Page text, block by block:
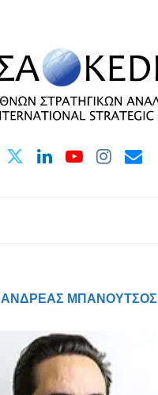
ΑΝΔΡΈΑΣ ΜΠΑΝΟΎΤΣΟΣ